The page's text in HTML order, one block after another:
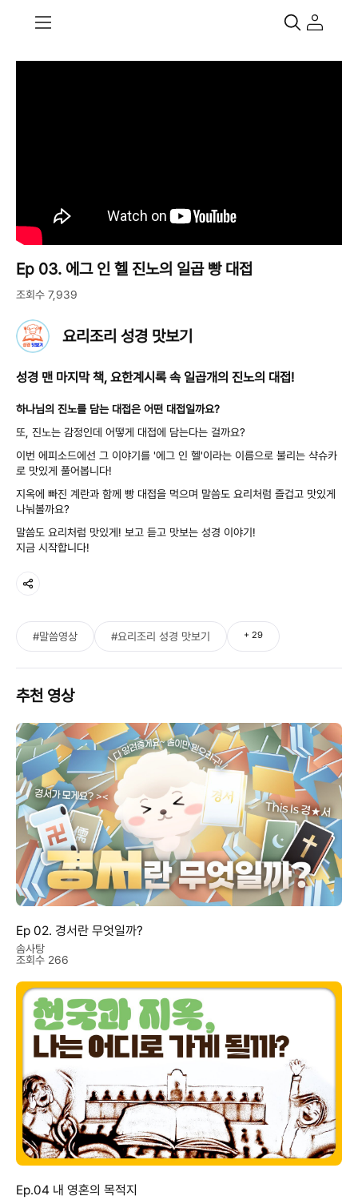
Ep 03. 에그 인 헬 진노의 일곱 빵 대접
조회수 7,939
요리조리 성경 맛보기
성경 맨 마지막 책, 요한계시록 속 일곱개의 진노의 대접!
하나님의 진노를 담는 대접은 어떤 대접일까요?
또, 진노는 감정인데 어떻게 대접에 담는다는 걸까요?
이번 에피소드에선 그 이야기를 '에그 인 헬'이라는 이름으로 불리는 샥슈카
로 맛있게 풀어봅니다!
지옥에 빠진 계란과 함께 빵 대접을 먹으며 말씀도 요리처럼 즐겁고 맛있게
나눠볼까요?
말씀도 요리처럼 맛있게! 보고 듣고 맛보는 성경 이야기!
지금 시작합니다!
#말씀영상 #요리조리 성경 맛보기 + 29
추천 영상
Ep 02. 경서란 무엇일까?
솜사탕
조회수 266
Ep.04 내 영혼의 목적지